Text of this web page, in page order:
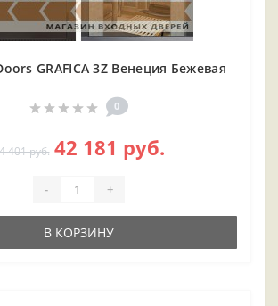
GRAFICA 3Z Венеция Бежевая
0
401 руб. 42 181 руб.
- +
В КОРЗИНУ